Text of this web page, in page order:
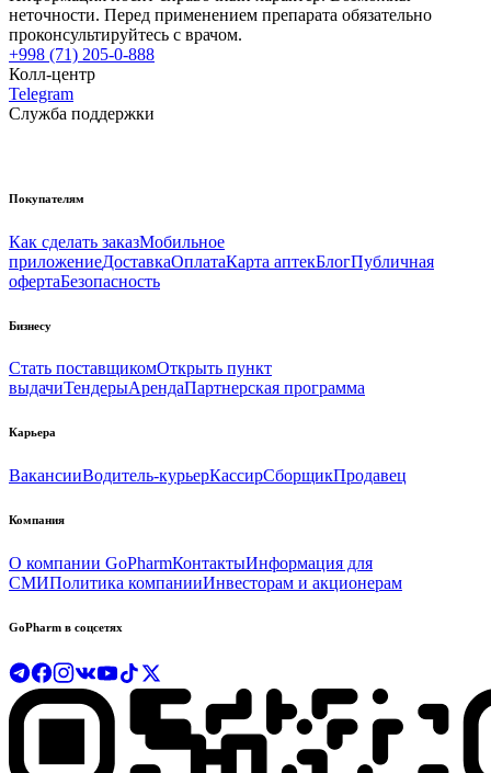
неточности. Перед применением препарата обязательно
проконсультируйтесь с врачом.
+998 (71) 205-0-888
Колл-центр
Telegram
Служба поддержки
Покупателям
Как сделать заказМобильное
приложениеДоставкаОплатаКарта аптекБлогПубличная
офертаБезопасность
Бизнесу
Стать поставщикомОткрыть пункт
выдачиТендерыАрендаПартнерская программа
Карьера
ВакансииВодитель-курьерКассирСборщикПродавец
Компания
О компании GoPharmКонтактыИнформация для
СМИПолитика компанииИнвесторам и акционерам
GoPharm в соцсетях